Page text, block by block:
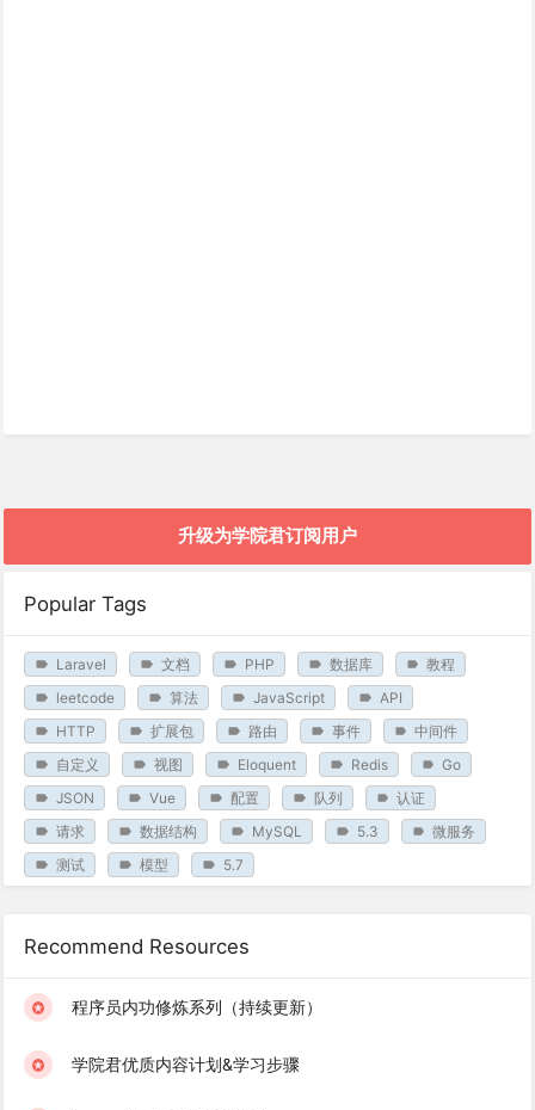
升级为学院君订阅用户
Popular Tags
Laravel 文档 PHP 数据库
教程
leetcode
算法 JavaScript
API
HTTP
扩展包 路由 事件
中间件
自定义
视图 Eloquent Redis
Go
JSON
Vue 配置 队列
认证
请求
数据结构 MySQL 5.3
微服务
测试
模型 5.7
Recommend Resources
程序员内功修炼系列（持续更新）
学院君优质内容计划&学习步骤